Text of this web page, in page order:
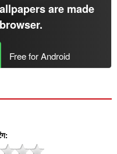
are made
.
Free for Android